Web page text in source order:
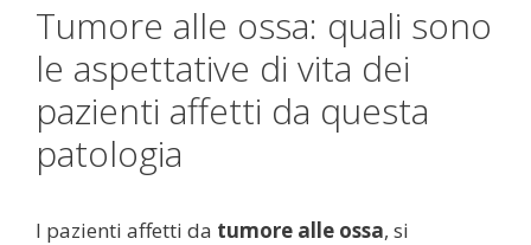
Tumore alle ossa: quali sono
le aspettative di vita dei
pazienti affetti da questa
patologia
I pazienti affetti da tumore alle ossa, si